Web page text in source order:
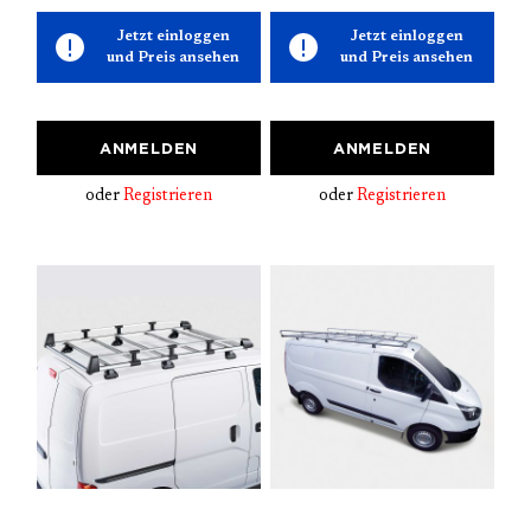
Jetzt einloggen
und Preis ansehen
ANMELDEN
oder Registrieren
Jetzt einloggen
und Preis ansehen
ANMELDEN
oder Registrieren